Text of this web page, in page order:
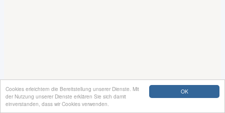
OK
Cookies erleichtern die Bereitstellung unserer Dienste. Mit
der Nutzung unserer Dienste erklären Sie sich damit
einverstanden, dass wir Cookies verwenden.